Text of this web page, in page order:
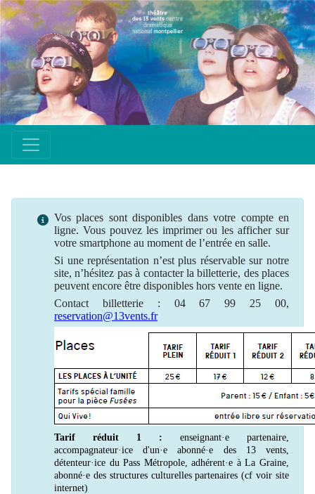
Vos places sont disponibles dans votre compte en
ligne. Vous pouvez les imprimer ou les afficher sur
votre smartphone au moment de l’entrée en salle.
Si unereprésentation n’est plus réservablesur notre
site, n’hésitez pas à contacter la billetterie, des places
peuvent encore être disponibles hors vente en ligne.
Contact billetterie : 04 67 99 25 00,
reservation@13vents.fr
Tarif réduit 1 : enseignant·e partenaire,
accompagnateur·ice d'un·e abonné·e des 13 vents,
détenteur·ice du Pass Métropole, adhérent·e à La Graine,
abonné·e des structures culturelles partenaires (cf voir site
internet)